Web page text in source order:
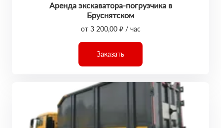
Аренда экскаватора-погрузчика в
Бруснятском
от 3 200,00 ₽ / час
Заказать